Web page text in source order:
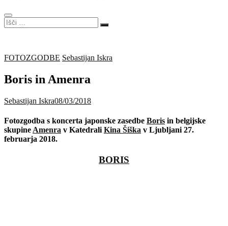
Išči
…
FOTOZGODBE Sebastijan Iskra
Boris in Amenra
Sebastijan Iskra08/03/2018
Fotozgodba s koncerta japonske zasedbe Boris in belgijske
skupine Amenra v Katedrali Kina Šiška v Ljubljani 27.
februarja 2018.
BORIS